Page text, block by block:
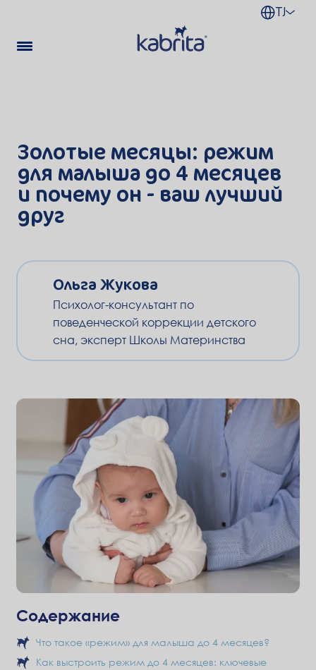
TJ
Золотые месяцы: режим
для малыша до 4 месяцев
и почему он - ваш лучший
друг
Ольга Жукова
Психолог-консультант по
поведенческой коррекции детского
сна, эксперт Школы Материнства
Содержание
Что такое «режим» для малыша до 4 месяцев?
Как выстроить режим до 4 месяцев: ключевые